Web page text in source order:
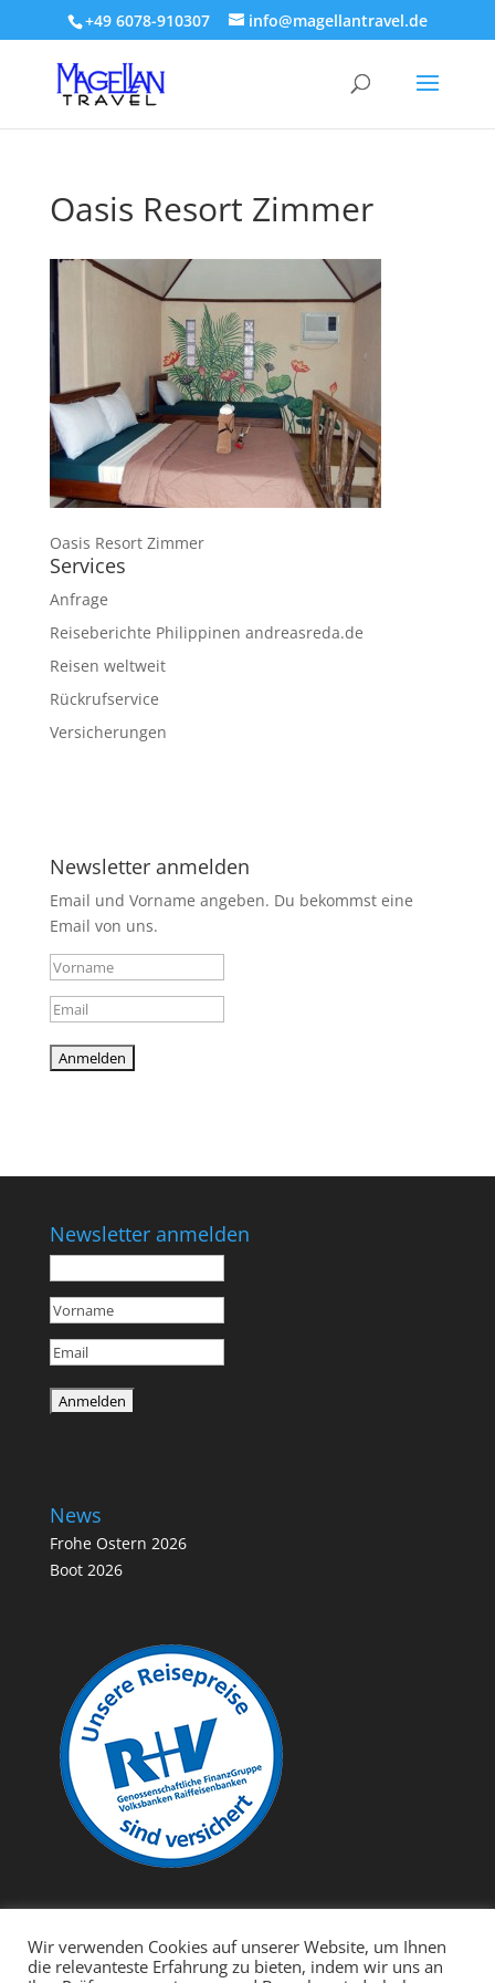
+49 6078-910307 info@magellantravel.de
Oasis Resort Zimmer
Oasis Resort Zimmer
Services
Anfrage
Reiseberichte Philippinen andreasreda.de
Reisen weltweit
Rückrufservice
Versicherungen
Newsletter anmelden
Email und Vorname angeben. Du bekommst eine
Email von uns.
Newsletter anmelden
News
Frohe Ostern 2026
Boot 2026
Wir verwenden Cookies auf unserer Website, um Ihnen
die relevanteste Erfahrung zu bieten, indem wir uns an